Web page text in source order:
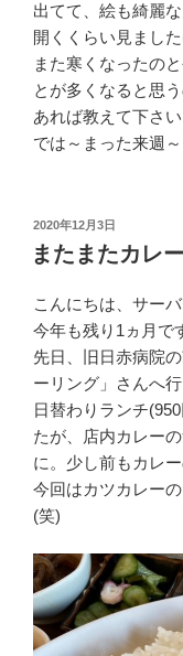
出てて、絵も綺麗
開くくらい見まし
また寒くなったの
とが多くなると思
あれば教えて下さい
では～まった来週～
投
稿
日:
2020年12月3日
またまたカレー
こんにちは、サーバ
今年も残り1ヵ月で
先日、旧日赤病院
ーリング」さんへ行
日替わりランチ
たが、店内カレー
に。少し前もカレ
今回はカツカレー
(笑)